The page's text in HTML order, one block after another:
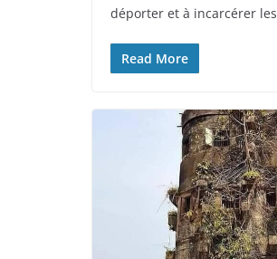
déporter et à incarcérer les
Read More